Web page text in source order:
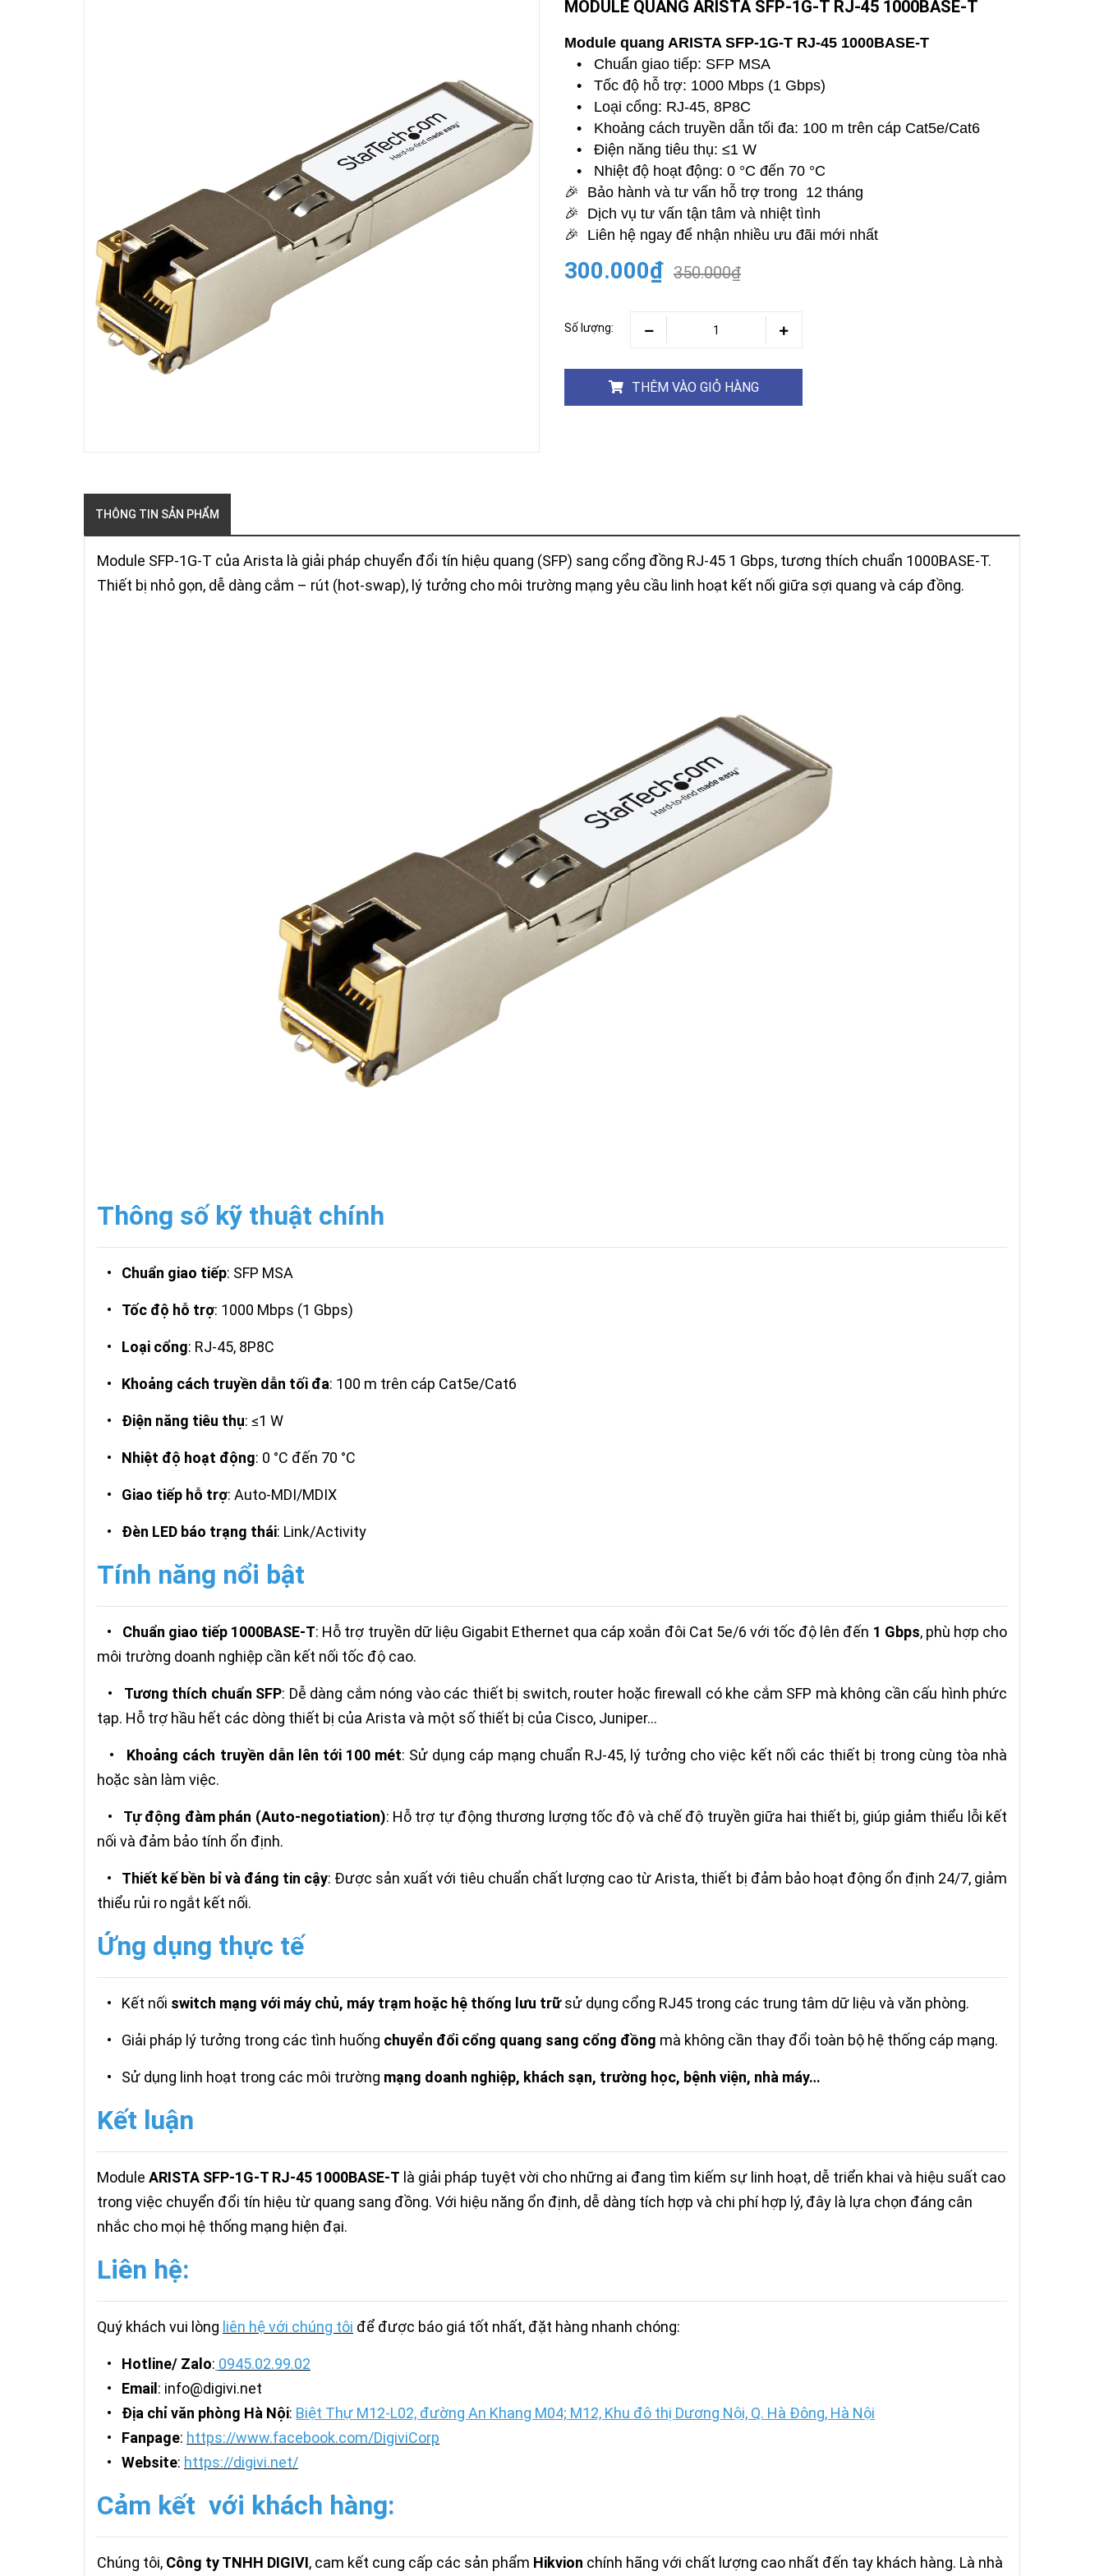
ĐỘNG
Hikvision
Tiandy
HỌP
TUYẾN
Maxhub
hình
M27
THÔNG
HOMEGY
Khóa
Faster
MODULE QUANG ARISTA SFP-1G-T RJ-45 1000BASE-T
Module quang ARISTA SFP-1G-T RJ-45 1000BASE-T
• Chuẩn giao tiếp: SFP MSA
• Tốc độ hỗ trợ: 1000 Mbps (1 Gbps)
• Loại cổng: RJ-45, 8P8C
• Khoảng cách truyền dẫn tối đa: 100 m trên cáp Cat5e/Cat6
• Điện năng tiêu thụ: ≤1 W
• Nhiệt độ hoạt động: 0 °C đến 70 °C
🎉 Bảo hành và tư vấn hỗ trợ trong 12 tháng
🎉 Dịch vụ tư vấn tận tâm và nhiệt tình
🎉 Liên hệ ngay để nhận nhiều ưu đãi mới nhất
300.000₫ 350.000₫
Số lượng:
THÊM VÀO GIỎ HÀNG
THÔNG TIN SẢN PHẨM
Module SFP-1G-T của Arista là giải pháp chuyển đổi tín hiệu quang (SFP) sang cổng đồng RJ-45 1 Gbps, tương thích chuẩn 1000BASE-T.
Thiết bị nhỏ gọn, dễ dàng cắm – rút (hot-swap), lý tưởng cho môi trường mạng yêu cầu linh hoạt kết nối giữa sợi quang và cáp đồng.
Thông số kỹ thuật chính
• Chuẩn giao tiếp: SFP MSA
• Tốc độ hỗ trợ: 1000 Mbps (1 Gbps)
• Loại cổng: RJ-45, 8P8C
• Khoảng cách truyền dẫn tối đa: 100 m trên cáp Cat5e/Cat6
• Điện năng tiêu thụ: ≤1 W
• Nhiệt độ hoạt động: 0 °C đến 70 °C
• Giao tiếp hỗ trợ: Auto-MDI/MDIX
• Đèn LED báo trạng thái: Link/Activity
Tính năng nổi bật
• Chuẩn giao tiếp 1000BASE-T: Hỗ trợ truyền dữ liệu Gigabit Ethernet qua cáp xoắn đôi Cat 5e/6 với tốc độ lên đến 1 Gbps, phù hợp cho
môi trường doanh nghiệp cần kết nối tốc độ cao.
• Tương thích chuẩn SFP: Dễ dàng cắm nóng vào các thiết bị switch, router hoặc firewall có khe cắm SFP mà không cần cấu hình phức
tạp. Hỗ trợ hầu hết các dòng thiết bị của Arista và một số thiết bị của Cisco, Juniper…
• Khoảng cách truyền dẫn lên tới 100 mét: Sử dụng cáp mạng chuẩn RJ-45, lý tưởng cho việc kết nối các thiết bị trong cùng tòa nhà
hoặc sàn làm việc.
• Tự động đàm phán (Auto-negotiation): Hỗ trợ tự động thương lượng tốc độ và chế độ truyền giữa hai thiết bị, giúp giảm thiểu lỗi kết
nối và đảm bảo tính ổn định.
• Thiết kế bền bỉ và đáng tin cậy: Được sản xuất với tiêu chuẩn chất lượng cao từ Arista, thiết bị đảm bảo hoạt động ổn định 24/7, giảm
thiểu rủi ro ngắt kết nối.
Ứng dụng thực tế
• Kết nối switch mạng với máy chủ, máy trạm hoặc hệ thống lưu trữsử dụng cổng RJ45 trong các trung tâm dữ liệu và văn phòng.
• Giải pháp lý tưởng trong các tình huống chuyển đổi cổng quang sang cổng đồng mà không cần thay đổi toàn bộ hệ thống cáp mạng.
• Sử dụng linh hoạt trong các môi trường mạng doanh nghiệp, khách sạn, trường học, bệnh viện, nhà máy…
Kết luận
Module ARISTA SFP-1G-T RJ-45 1000BASE-T là giải pháp tuyệt vời cho những ai đang tìm kiếm sự linh hoạt, dễ triển khai và hiệu suất cao
trong việc chuyển đổi tín hiệu từ quang sang đồng. Với hiệu năng ổn định, dễ dàng tích hợp và chi phí hợp lý, đây là lựa chọn đáng cân
nhắc cho mọi hệ thống mạng hiện đại.
Liên hệ:
Quý khách vui lòng liên hệ với chúng tôi để được báo giá tốt nhất, đặt hàng nhanh chóng:
• Hotline/ Zalo: 0945.02.99.02
• Email : info@digivi.net
• Địa chỉ văn phòng Hà Nội: Biệt Thự M12-L02, đường An Khang M04; M12, Khu đô thị Dương Nội, Q. Hà Đông, Hà Nội
• Fanpage: https://www.facebook.com/DigiviCorp
• Website: https://digivi.net/
Cảm kết với khách hàng:
Chúng tôi, Công ty TNHH DIGIVI, cam kết cung cấp các sản phẩm Hikvion chính hãng với chất lượng cao nhất đến tay khách hàng. Là nhà